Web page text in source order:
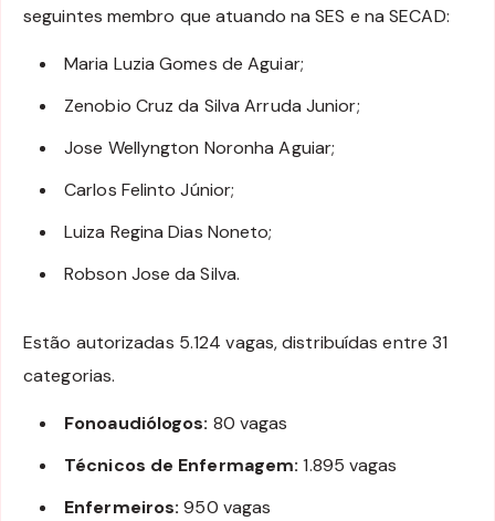
seguintes membro que atuando na SES e na SECAD:
Maria Luzia Gomes de Aguiar;
Zenobio Cruz da Silva Arruda Junior;
Jose Wellyngton Noronha Aguiar;
Carlos Felinto Júnior;
Luiza Regina Dias Noneto;
Robson Jose da Silva.
Estão autorizadas 5.124 vagas, distribuídas entre 31
categorias.
Fonoaudiólogos: 80 vagas
Técnicos de Enfermagem: 1.895 vagas
Enfermeiros: 950 vagas